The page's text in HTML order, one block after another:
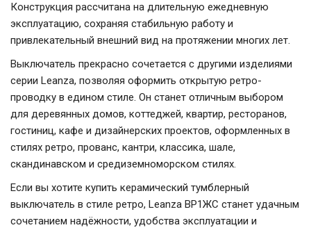
Конструкция рассчитана на длительную ежедневную
эксплуатацию, сохраняя стабильную работу и
привлекательный внешний вид на протяжении многих лет.
Выключатель прекрасно сочетается с другими изделиями
серии Leanza, позволяя оформить открытую ретро-
проводку в едином стиле. Он станет отличным выбором
для деревянных домов, коттеджей, квартир, ресторанов,
гостиниц, кафе и дизайнерских проектов, оформленных в
стилях ретро, прованс, кантри, классика, шале,
скандинавском и средиземноморском стилях.
Если вы хотите купить керамический тумблерный
выключатель в стиле ретро, Leanza ВР1ЖС станет удачным
сочетанием надёжности, удобства эксплуатации и